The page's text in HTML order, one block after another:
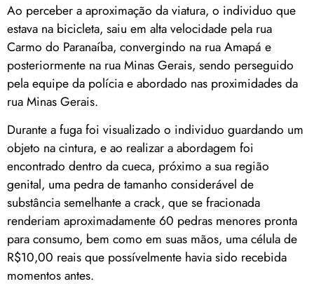
Ao perceber a aproximação da viatura, o individuo que
estava na bicicleta, saiu em alta velocidade pela rua
Carmo do Paranaíba, convergindo na rua Amapá e
posteriormente na rua Minas Gerais, sendo perseguido
pela equipe da polícia e abordado nas proximidades da
rua Minas Gerais.
Durante a fuga foi visualizado o individuo guardando um
objeto na cintura, e ao realizar a abordagem foi
encontrado dentro da cueca, próximo a sua região
genital, uma pedra de tamanho considerável de
substância semelhante a crack, que se fracionada
renderiam aproximadamente 60 pedras menores pronta
para consumo, bem como em suas mãos, uma célula de
R$10,00 reais que possívelmente havia sido recebida
momentos antes.